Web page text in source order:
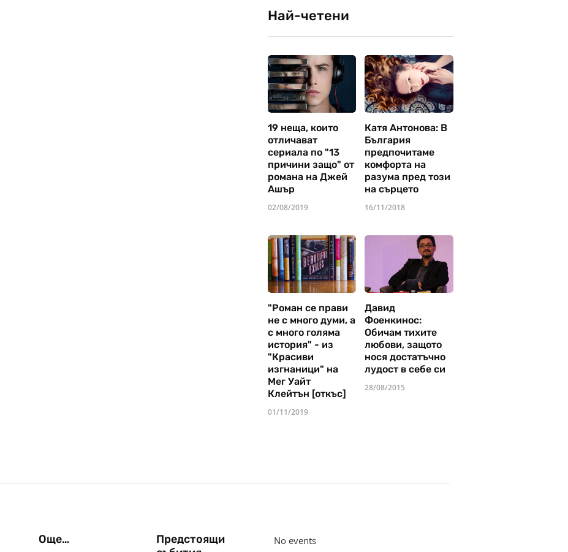
Най-четени
19 неща, които
отличават
сериала по "13
причини защо" от
романа на Джей
Ашър
02/08/2019
Катя Антонова: В
България
предпочитаме
комфорта на
разума пред този
на сърцето
16/11/2018
"Роман се прави
не с много думи, а
с много голяма
история" - из
"Красиви
изгнаници" на
Мег Уайт
Клейтън [откъс]
01/11/2019
Давид
Фоенкинос:
Обичам тихите
любови, защото
нося достатъчно
лудост в себе си
28/08/2015
Още…
Предстоящи
No events